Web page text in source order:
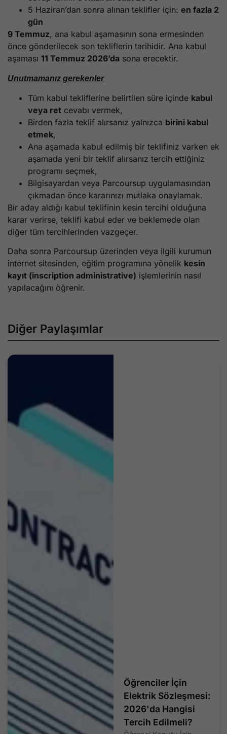
5 Haziran’dan sonra alınan teklifler için: en fazla 2
gün
9 Temmuz, ana kabul aşamasının sona ermesinden
önce gönderilecek son tekliflerin tarihidir. Ana kabul
aşaması 11 Temmuz 2026’da sona erecektir.
Unutmamanız gerekenler
Tüm kabul tekliflerine belirtilen süre içinde kabul
veya ret cevabı vermek,
Birden fazla teklif alırsanız yalnızca birini kabul
etmek,
Ana aşamada kabul edilmiş bir teklifiniz varken ek
aşamada yeni bir teklif alırsanız tercih ettiğiniz
programı seçmek,
Bilgisayardan veya Parcoursup uygulamasından
çıkmadan önce kararınızı mutlaka onaylamak.
Bir aday aldığı kabul teklifinin kesin tercihi olduğuna
karar verirse, teklifi kabul eder ve beklemede olan
diğer tüm tercihlerinden vazgeçer.
Daha sonra Parcoursup üzerinden veya ilgili kurumun
internet sitesinden, eğitim programına yönelik kesin
kayıt (inscription administrative) işlemlerinin nasıl
yapılacağını öğrenir.
Diğer Paylaşımlar
Öğrenciler İçin
Elektrik Sözleşmesi:
2026'da Hangisi
Tercih Edilmeli?